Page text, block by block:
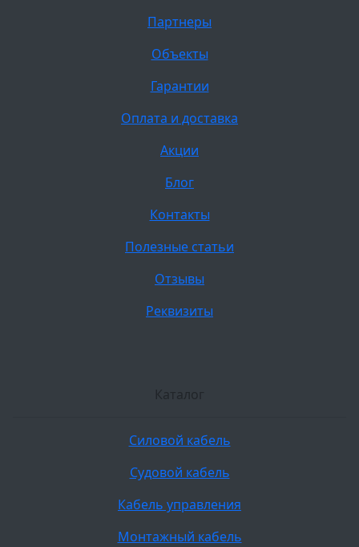
Партнеры
Объекты
Гарантии
Оплата и доставка
Акции
Блог
Контакты
Полезные статьи
Отзывы
Реквизиты
Каталог
Силовой кабель
Судовой кабель
Кабель управления
Монтажный кабель